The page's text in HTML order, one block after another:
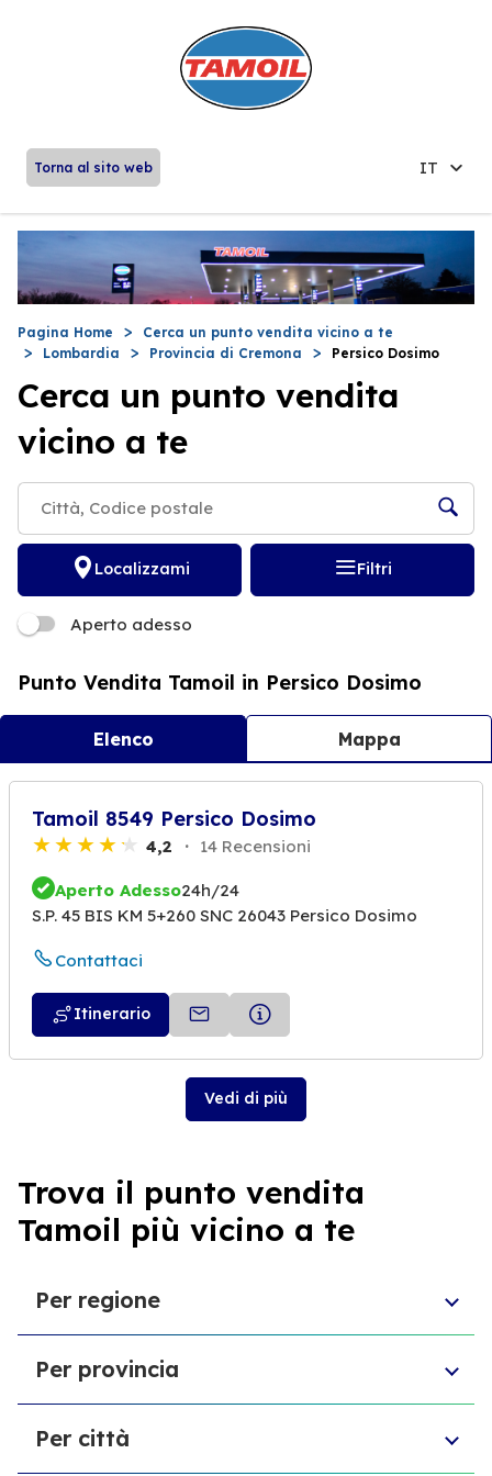
Torna al sito web IT
Pagina Home
Cerca un punto vendita vicino a te
Lombardia
Provincia di Cremona Persico Dosimo
Cerca un punto vendita
vicino a te
Localizzami Filtri
Aperto adesso
Punto Vendita Tamoil in Persico Dosimo
Elenco Mappa
Tamoil 8549 Persico Dosimo
4,2 14 Recensioni
Aperto Adesso24h/24
S.P. 45 BIS KM 5+260 SNC 26043 Persico Dosimo
Contattaci
Itinerario
Vedi di più
Trova il punto vendita
Tamoil più vicino a te
Per regione
Umbria
Piemonte
Molise
Toscana
Per provincia
Libero consorzio comunale di Ragusa
Ente di decentramento regionale di
Per città